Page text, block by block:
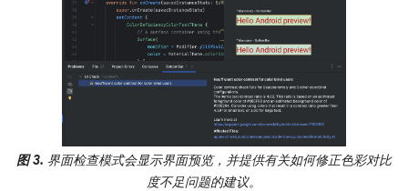
图 3. 界面检查模式会显示界面预览，并提供有关如何修正色彩对比
度不足问题的建议。